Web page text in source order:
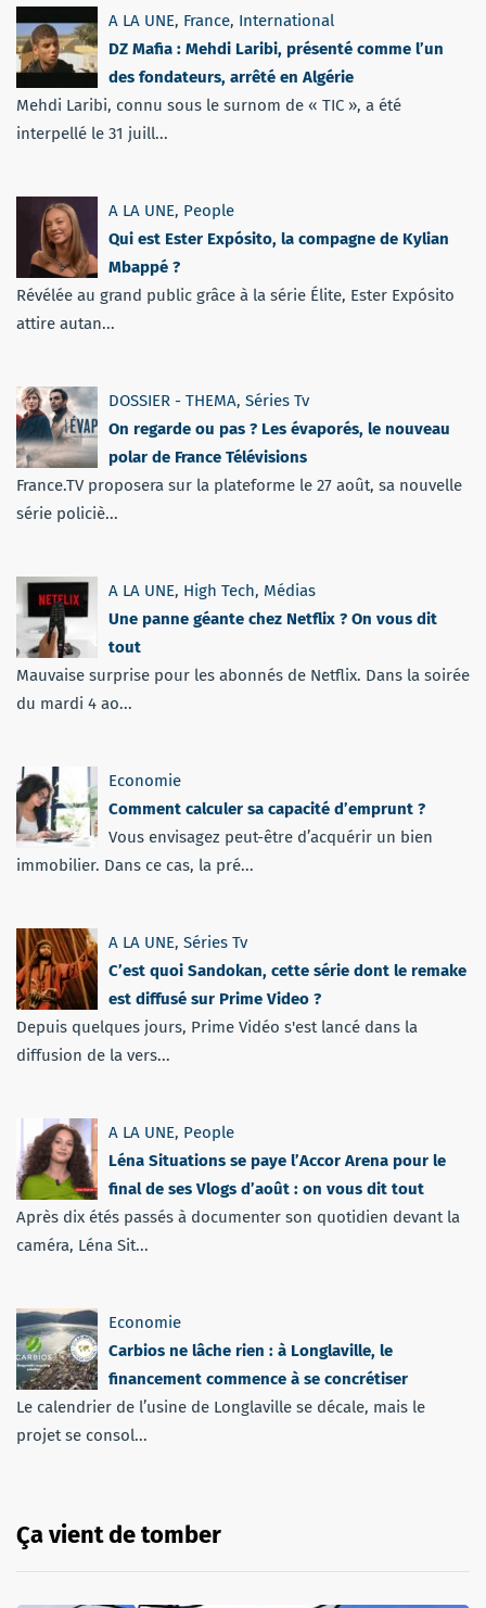
A LA UNE, France, International
DZ Mafia : Mehdi Laribi, présenté comme l’un
des fondateurs, arrêté en Algérie
Mehdi Laribi, connu sous le surnom de « TIC », a été
interpellé le 31 juill...
A LA UNE, People
Qui est Ester Expósito, la compagne de Kylian
Mbappé ?
Révélée au grand public grâce à la série Élite, Ester Expósito
attire autan...
DOSSIER - THEMA, Séries Tv
On regarde ou pas ? Les évaporés, le nouveau
polar de France Télévisions
France.TV proposera sur la plateforme le 27 août, sa nouvelle
série policiè...
A LA UNE, High Tech, Médias
Une panne géante chez Netflix ? On vous dit
tout
Mauvaise surprise pour les abonnés de Netflix. Dans la soirée
du mardi 4 ao...
Economie
Comment calculer sa capacité d’emprunt ?
Vous envisagez peut-être d’acquérir un bien
immobilier. Dans ce cas, la pré...
A LA UNE, Séries Tv
C’est quoi Sandokan, cette série dont le remake
est diffusé sur Prime Video ?
Depuis quelques jours, Prime Vidéo s'est lancé dans la
diffusion de la vers...
A LA UNE, People
Léna Situations se paye l’Accor Arena pour le
final de ses Vlogs d’août : on vous dit tout
Après dix étés passés à documenter son quotidien devant la
caméra, Léna Sit...
Economie
Carbios ne lâche rien : à Longlaville, le
financement commence à se concrétiser
Le calendrier de l’usine de Longlaville se décale, mais le
projet se consol...
Ça vient de tomber